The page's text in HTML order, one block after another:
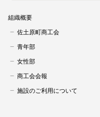
組織概要
佐土原町商工会
青年部
女性部
商工会会報
施設のご利用について